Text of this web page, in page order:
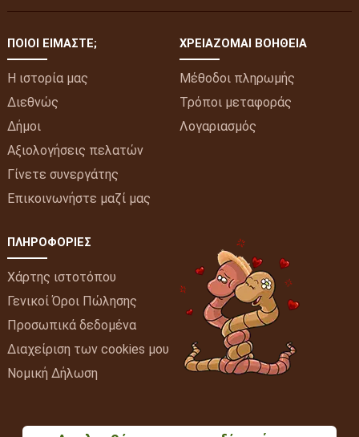
ΠΟΙΟΙ ΕΊΜΑΣΤΕ;
Η ιστορία μας
Διεθνώς
Δήμοι
Αξιολογήσεις πελατών
Γίνετε συνεργάτης
Επικοινωνήστε μαζί μας
ΧΡΕΙΆΖΟΜΑΙ ΒΟΉΘΕΙΑ
Μέθοδοι πληρωμής
Τρόποι μεταφοράς
Λογαριασμός
ΠΛΗΡΟΦΟΡΊΕΣ
Χάρτης ιστοτόπου
Γενικοί Όροι Πώλησης
Προσωπικά δεδομένα
Διαχείριση των cookies μου
Νομική Δήλωση